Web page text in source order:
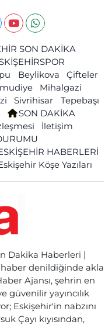
SON DAKİKA
Beylikova
Çifteler
Mihalgazi
Sivrihisar
Tepebaşı
SON DAKİKA
İletişim
HABERLERİ
Köşe Yazıları
Dakika Haberleri |
haber denildiğinde akla
Ajansı, şehrin en
güvenilir yayıncılık
Eskişehir'in nabzını
Çayı kıyısından,